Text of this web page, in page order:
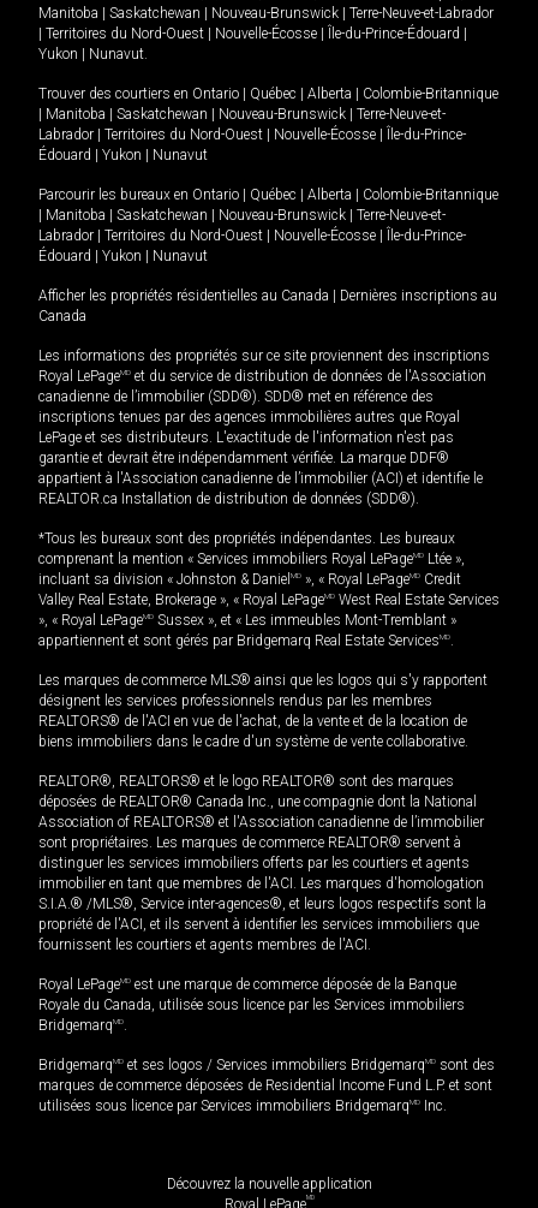
Manitoba | Saskatchewan | Nouveau-Brunswick | Terre-Neuve-et-Labrador
| Territoires du Nord-Ouest | Nouvelle-Écosse | Île-du-Prince-Édouard |
Yukon | Nunavut
Trouver des courtiers en Ontario | Québec | Alberta | Colombie-Britannique
| Manitoba | Saskatchewan | Nouveau-Brunswick | Terre-Neuve-et-
Labrador | Territoires du Nord-Ouest | Nouvelle-Écosse | Île-du-Prince-
Édouard | Yukon | Nunavut
Parcourir les bureaux en Ontario | Québec | Alberta | Colombie-Britannique
| Manitoba | Saskatchewan | Nouveau-Brunswick | Terre-Neuve-et-
Labrador | Territoires du Nord-Ouest | Nouvelle-Écosse | Île-du-Prince-
Édouard | Yukon | Nunavut
Afficher les propriétés résidentielles au Canada | Dernières inscriptions au
Canada
Les informations des propriétés sur ce site proviennent des inscriptions
Royal LePageMD et du service de distribution de données de l'Association
canadienne de l’immobilier (SDD®). SDD® met en référence des
inscriptions tenues par des agences immobilières autres que Royal
LePage et ses distributeurs. L'exactitude de l'information n'est pas
garantie et devrait être indépendamment vérifiée. La marque DDF®
appartient à l'Association canadienne de l’immobilier (ACI) et identifie le
REALTOR.ca Installation de distribution de données (SDD®).
*Tous les bureaux sont des propriétés indépendantes. Les bureaux
comprenant la mention « Services immobiliers Royal LePageMD Ltée »,
incluant sa division « Johnston & Daniel MD », « Royal LePageMD Credit
Valley Real Estate, Brokerage », « Royal LePageMD West Real Estate Services
», « Royal LePageMD Sussex », et « Les immeubles Mont-Tremblant »
appartiennent et sont gérés par Bridgemarq Real Estate ServicesMD
Les marques de commerce MLS® ainsi que les logos qui s'y rapportent
désignent les services professionnels rendus par les membres
REALTORS® de l'ACI en vue de l'achat, de la vente et de la location de
biens immobiliers dans le cadre d'un système de vente collaborative.
REALTOR®, REALTORS® et le logo REALTOR® sont des marques
déposées de REALTOR® Canada Inc., une compagnie dont la National
Association of REALTORS® et l'Association canadienne de l’immobilier
sont propriétaires. Les marques de commerce REALTOR® servent à
distinguer les services immobiliers offerts par les courtiers et agents
immobilier en tant que membres de l'ACI. Les marques d'homologation
S.I.A.® /MLS®, Service inter-agences®, et leurs logos respectifs sont la
propriété de l'ACI, et ils servent à identifier les services immobiliers que
fournissent les courtiers et agents membres de l'ACI.
Royal LePageMD est une marque de commerce déposée de la Banque
Royale du Canada, utilisée sous licence par les Services immobiliers
BridgemarqMD
BridgemarqMD et ses logos / Services immobiliers BridgemarqMD sont des
marques de commerce déposées de Residential Income Fund L.P. et sont
utilisées sous licence par Services immobiliers BridgemarqMD Inc.
Découvrez la nouvelle application
Royal LePageMD